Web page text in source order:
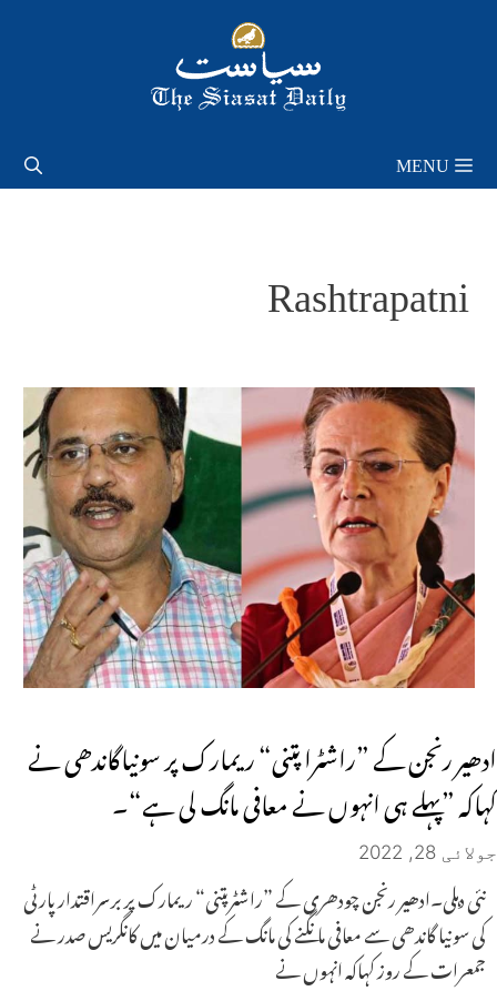
MENU
Rashtrapatni
ادھیر رنجن کے ”راشٹرا پتنی“ ریمارک پر سونیاگاندھی نے
کہاکہ ”پہلے ہی انہوں نے معافی مانگ لی ہے“۔
جولائی 28, 2022
نئی دہلی۔ادھیر رنجن چودھری کے ”راشٹرپتنی“ ریمارک پر برسراقتدار پارٹی
کی سونیا گاندھی سے معافی مانگنے کی مانگ کے درمیان میں کانگریس صدر نے
جمعرات کے روز کہاکہ انہوں نے